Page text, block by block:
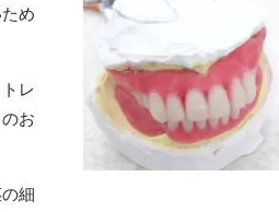
め
レ
お
細